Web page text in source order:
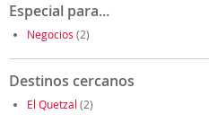
Especial para...
Negocios (2)
Destinos cercanos
El Quetzal (2)